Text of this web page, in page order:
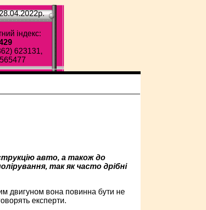
індекс:
623131,
авто, а також до
так як часто дрібні
двигуном вона повинна бути не
експерти.